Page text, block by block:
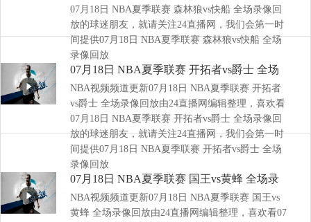
07月18日 NBA夏季联赛 森林狼vs快船 全场录像回
放的球迷朋友，就请关注24直播网，我们会第一时
间提供07月18日 NBA夏季联赛 森林狼vs快船 全场
录像回放
07月18日 NBA夏季联赛 开拓者vs爵士 全场
录像回放
NBA视频频道更新07月18日 NBA夏季联赛 开拓者
vs爵士 全场录像回放由24直播网编辑整理，喜欢看
07月18日 NBA夏季联赛 开拓者vs爵士 全场录像回
放的球迷朋友，就请关注24直播网，我们会第一时
间提供07月18日 NBA夏季联赛 开拓者vs爵士 全场
录像回放
07月18日 NBA夏季联赛 国王vs黄蜂 全场录
像回放
NBA视频频道更新07月18日 NBA夏季联赛 国王vs
黄蜂 全场录像回放由24直播网编辑整理，喜欢看07